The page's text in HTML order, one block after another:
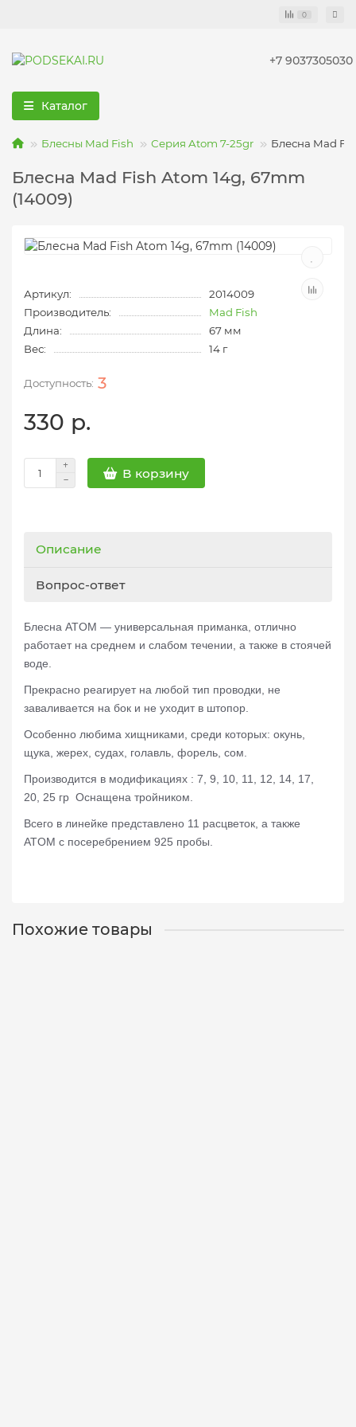
0
+7 9037305030
Каталог
Блесны Mad Fish Серия Atom 7-25gr Блесна Mad
Блесна Mad Fish Atom 14g, 67mm
(14009)
Артикул:
2014009
Производитель:
Mad Fish
Длина:
67 мм
Вес:
14 г
3
330 р.
В корзину
Описание
Вопрос-ответ
Блесна ATOM — универсальная приманка, отлично
работает на среднем и слабом течении, а также в стоячей
воде.
Прекрасно реагирует на любой тип проводки, не
заваливается на бок и не уходит в штопор.
Особенно любима хищниками, среди которых: окунь,
щука, жерех, судах, голавль, форель, сом.
Производится в модификациях : 7, 9, 10, 11, 12, 14, 17,
20, 25 гр Оснащена тройником.
Всего в линейке представлено 11 расцветок, а также
ATOM с посеребрением 925 пробы.
Похожие товары